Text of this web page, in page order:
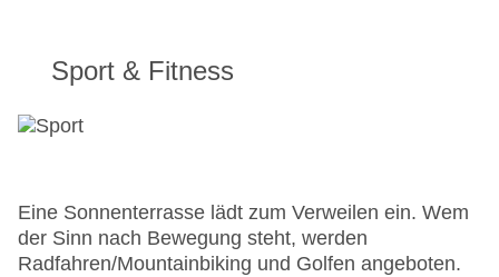
Sport & Fitness
Eine Sonnenterrasse lädt zum Verweilen ein. Wem
der Sinn nach Bewegung steht, werden
Radfahren/Mountainbiking und Golfen angeboten.